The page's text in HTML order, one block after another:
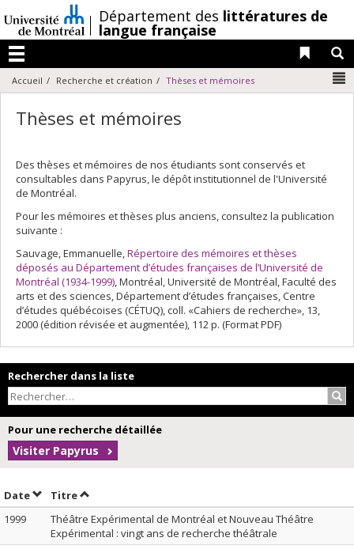
au
contenu
/Département des littératures de
langue française
Menu
Liens
Accueil Recherche et création Thèses et mémoires
Thèses et mémoires
Des thèses et mémoires de nos étudiants sont conservés et
consultables dans Papyrus, le dépôt institutionnel de l'Université
de Montréal.
Pour les mémoires et thèses plus anciens, consultez la publication
suivante :
Sauvage, Emmanuelle,Répertoire des mémoires et thèses
déposés au Département d’études françaises de l’Université de
Montréal (1934-1999), Montréal, Université de Montréal, Faculté des
arts et des sciences, Département d’études françaises, Centre
d’études québécoises (CÉTUQ), coll. «Cahiers de recherche», 13,
2000 (édition révisée et augmentée), 112 p. (Format PDF)
Rechercher dans la liste
Pour une recherche détaillée
Visiter Papyrus
DateTrier par date en ordre croissant
TitreTrier par titre en ordre croissant
1999
Théâtre Expérimental de Montréal et Nouveau Théâtre
Expérimental : vingt ans de recherche théâtrale